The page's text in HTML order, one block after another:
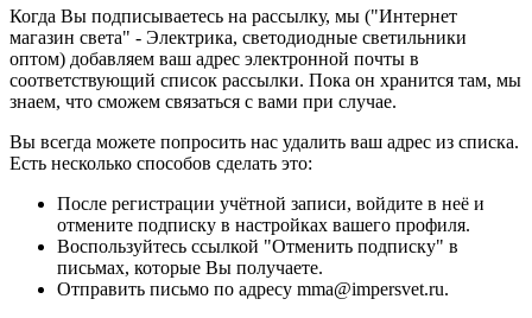
Когда Вы подписываетесь на рассылку, мы ("Интернет
магазин света" - Электрика, светодиодные светильники
оптом) добавляем ваш адрес электронной почты в
соответствующий список рассылки. Пока он хранится там, мы
знаем, что сможем связаться с вами при случае.
Вы всегда можете попросить нас удалить ваш адрес из списка.
Есть несколько способов сделать это:
После регистрации учётной записи, войдите в неё и
отмените подписку в настройках вашего профиля.
Воспользуйтесь ссылкой "Отменить подписку" в
письмах, которые Вы получаете.
Отправить письмо по адресу mma@impersvet.ru.